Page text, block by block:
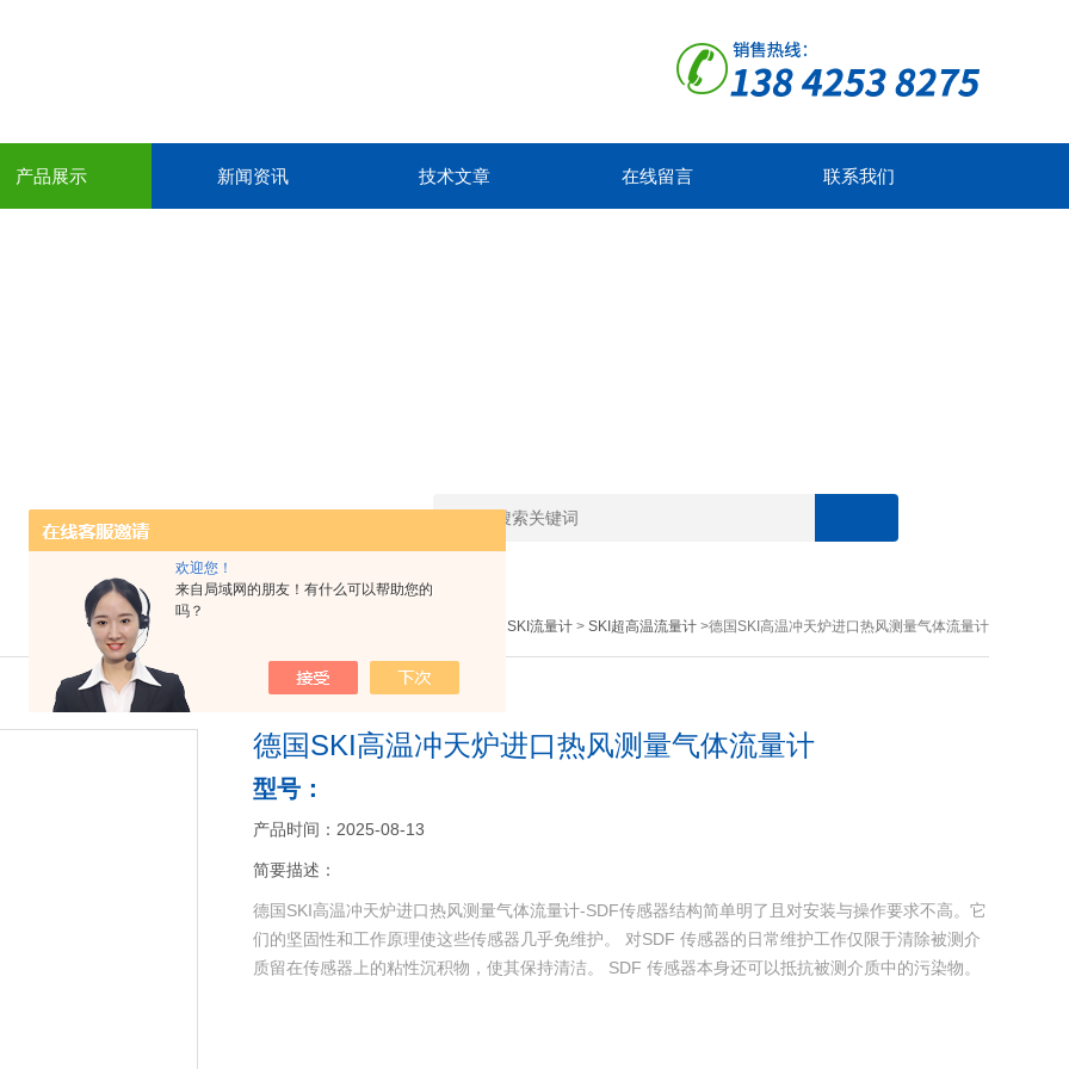
欢迎您！
来自局域网的朋友！有什么可以帮助您的
吗？
产品展示 新闻资讯 技术文章 在线留言 联系我们
德国SKI流量计> SKI超高温流量计>德国SKI高温冲天炉进口热风测量气体流量计
德国SKI高温冲天炉进口热风测量气体流量计
型号：
产品时间：2025-08-13
简要描述：
德国SKI高温冲天炉进口热风测量气体流量计-SDF传感器结构简单明了且对安装与操作要求不高。它
们的坚固性和工作原理使这些传感器几乎免维护。 对SDF 传感器的日常维护工作仅限于清除被测介
质留在传感器上的粘性沉积物，使其保持清洁。 SDF 传感器本身还可以抵抗被测介质中的污染物。